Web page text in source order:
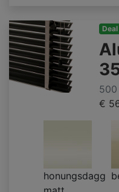
Deal
€
honungsdagg